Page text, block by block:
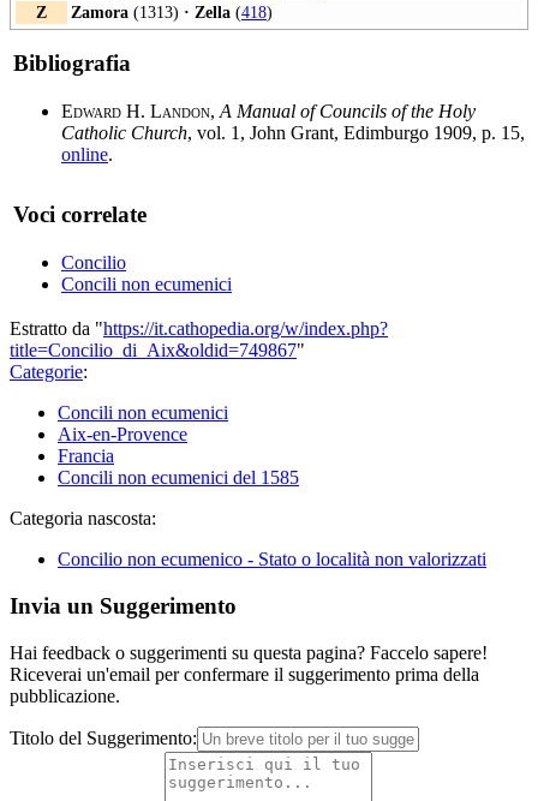
Z
Zamora (1313) · Zella (418)
Bibliografia
Edward H. Landon,A Manual of Councils of the Holy
Catholic Church, vol. 1, John Grant, Edimburgo 1909, p. 15,
online.
Voci correlate
Concilio
Concili non ecumenici
Estratto da "https://it.cathopedia.org/w/index.php?
title=Concilio_di_Aix&oldid=749867"
Categorie:
Concili non ecumenici
Aix-en-Provence
Francia
Concili non ecumenici del 1585
Categoria nascosta:
Concilio non ecumenico - Stato o località non valorizzati
Invia un Suggerimento
Hai feedback o suggerimenti su questa pagina? Faccelo sapere!
Riceverai un'email per confermare il suggerimento prima della
pubblicazione.
Titolo del Suggerimento: